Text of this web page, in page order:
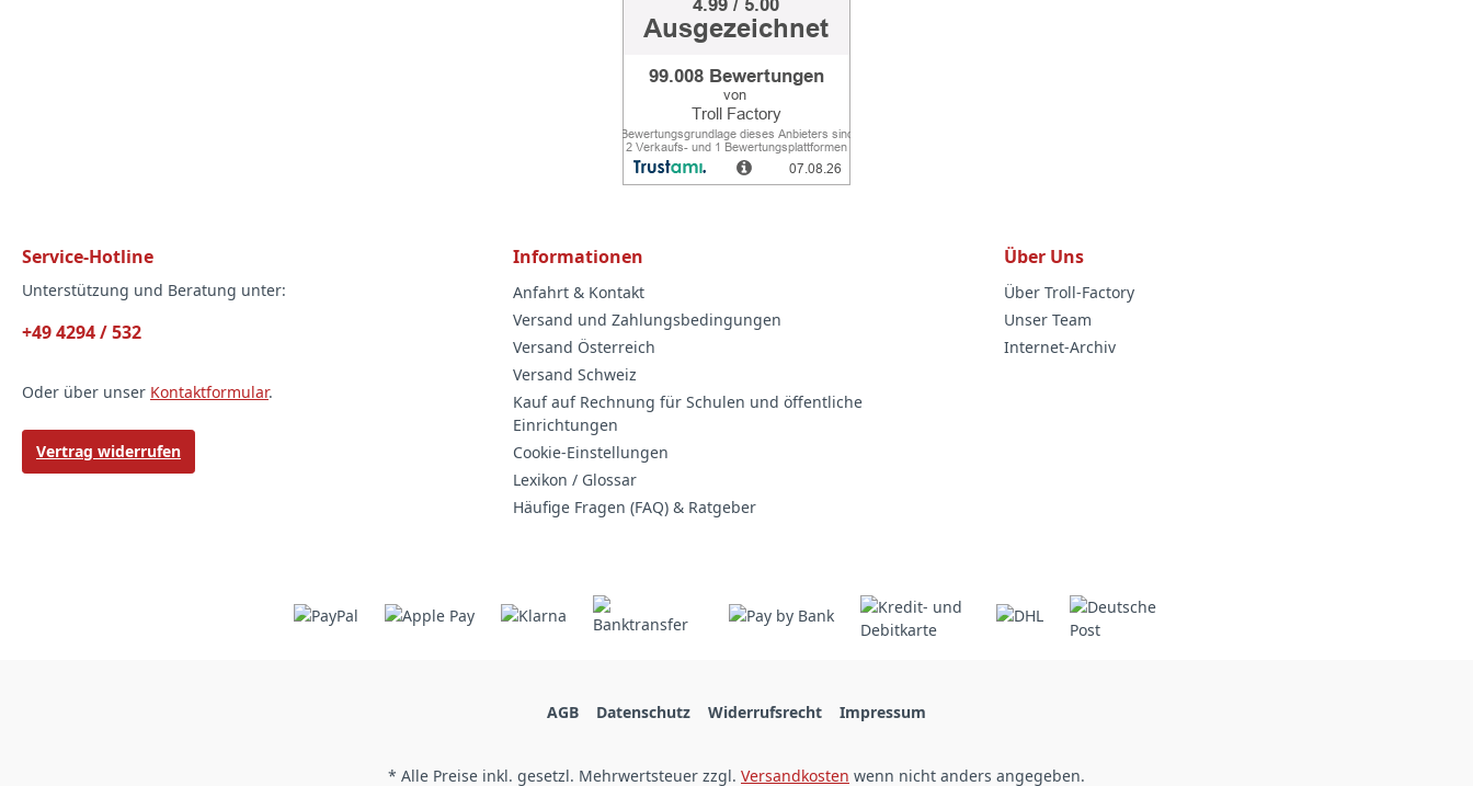
Service-Hotline
Unterstützung und Beratung unter:
+49 4294 / 532
Oder über unser Kontaktformular.
Vertrag widerrufen
Informationen
Anfahrt & Kontakt
Versand und Zahlungsbedingungen
Versand Österreich
Versand Schweiz
Kauf auf Rechnung für Schulen und öffentliche
Einrichtungen
Cookie-Einstellungen
Lexikon / Glossar
Häufige Fragen (FAQ) & Ratgeber
Über Uns
Über Troll-Factory
Unser Team
Internet-Archiv
AGB Datenschutz Widerrufsrecht Impressum
* Alle Preise inkl. gesetzl. Mehrwertsteuer zzgl. Versandkosten wenn nicht anders angegeben.